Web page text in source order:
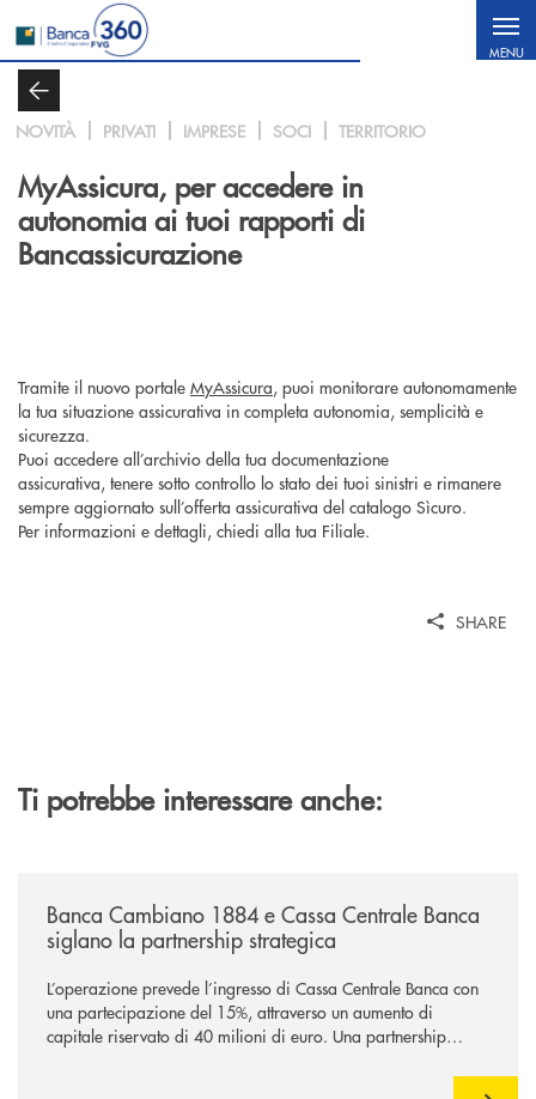
Salta al contenuto principale
MENU
NOVITÀ PRIVATI IMPRESE SOCI TERRITORIO
MyAssicura, per accedere in
autonomia ai tuoi rapporti di
Bancassicurazione
Tramite il nuovo portale MyAssicura, puoi monitorare autonomamente
la tua situazione assicurativa in completa autonomia, semplicità e
sicurezza.
Puoi accedere all’archivio della tua documentazione
assicurativa, tenere sotto controllo lo stato dei tuoi sinistri e rimanere
sempre aggiornato sull’offerta assicurativa del catalogo Sìcuro.
Per informazioni e dettagli, chiedi alla tua Filiale.
SHARE
Ti potrebbe interessare anche:
Banca Cambiano 1884 e Cassa Centrale Banca
siglano la partnership strategica
L’operazione prevede l’ingresso di Cassa Centrale Banca con
una partecipazione del 15%, attraverso un aumento di
capitale riservato di 40 milioni di euro. Una partnership
comuni e sulla prossimità ai territori, per ampliare l’offerta e